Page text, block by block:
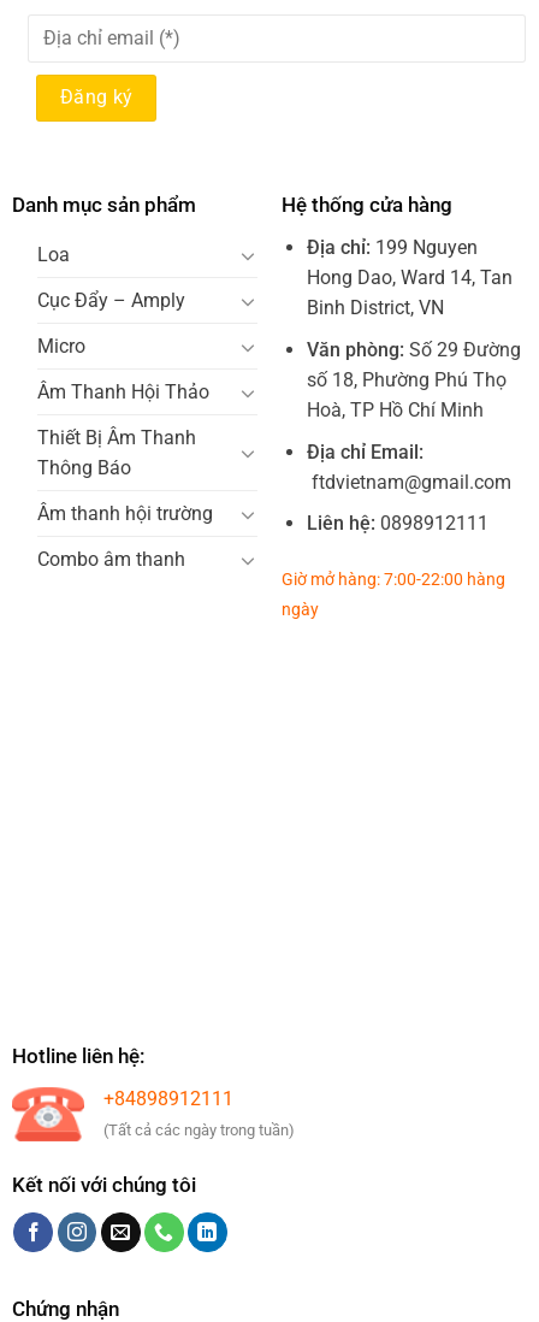
Danh mục sản phẩm
Loa
Cục Đẩy – Amply
Micro
Âm Thanh Hội Thảo
Thiết Bị Âm Thanh
Thông Báo
Âm thanh hội trường
Combo âm thanh
Hệ thống cửa hàng
Địa chỉ: 199 Nguyen
Hong Dao, Ward 14, Tan
Binh District, VN
Văn phòng: Số 29 Đường
số 18, Phường Phú Thọ
Hoà, TP Hồ Chí Minh
Địa chỉ Email:
ftdvietnam@gmail.com
Liên hệ: 0898912111
Giờ mở hàng: 7:00-22:00 hàng
ngày
Hotline liên hệ:
+84898912111
(Tất cả các ngày trong tuần)
Kết nối với chúng tôi
Chứng nhận